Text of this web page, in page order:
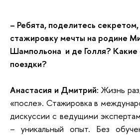
– Ребята, поделитесь секретом,
стажировку мечты на родине
Шампольона и де Голля?
поездки?
Анастасия и Дмитрий: Жизнь
«после». Стажировка в
дискуссии с ведущими
– уникальный опыт. Без